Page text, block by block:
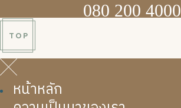
080 200 4000
TOP
หน้าหลัก